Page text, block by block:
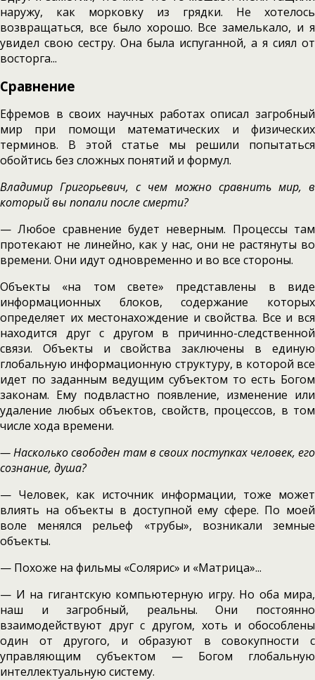
наружу, как морковку из грядки. Не хотелось
возвращаться, все было хорошо. Все замелькало, и я
увидел свою сестру. Она была испуганной, а я сиял от
восторга...
Сравнение
Ефремов в своих научных работах описал загробный
мир при помощи математических и физических
терминов. В этой статье мы решили попытаться
обойтись без сложных понятий и формул.
Владимир Григорьевич, с чем можно сравнить мир, в
который вы попали после смерти?
— Любое сравнение будет неверным. Процессы там
протекают не линейно, как у нас, они не растянуты во
времени. Они идут одновременно и во все стороны.
Объекты «на том свете» представлены в виде
информационных блоков, содержание которых
определяет их местонахождение и свойства. Все и вся
находится друг с другом в причинно-следственной
связи. Объекты и свойства заключены в единую
глобальную информационную структуру, в которой все
идет по заданным ведущим субъектом то есть Богом
законам. Ему подвластно появление, изменение или
удаление любых объектов, свойств, процессов, в том
числе хода времени.
— Насколько свободен там в своих поступках человек, его
сознание, душа?
— Человек, как источник информации, тоже может
влиять на объекты в доступной ему сфере. По моей
воле менялся рельеф «трубы», возникали земные
объекты.
— Похоже на фильмы «Солярис» и «Матрица»...
— И на гигантскую компьютерную игру. Но оба мира,
наш и загробный, реальны. Они постоянно
взаимодействуют друг с другом, хоть и обособлены
один от другого, и образуют в совокупности с
управляющим субъектом — Богом глобальную
интеллектуальную систему.